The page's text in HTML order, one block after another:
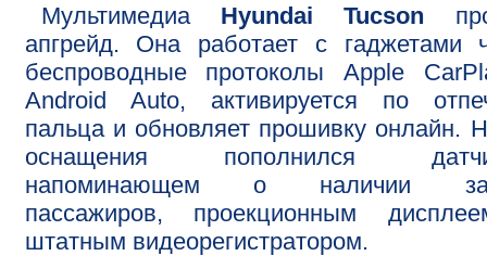
Мультимедиа Hyundai Tucson
апгрейд. Она работает с гаджетами
беспроводные протоколы Apple
Android Auto, активируется по
пальца и обновляет прошивку онлайн.
оснащения пополнился
напоминающем о наличии
пассажиров, проекционным
штатным видеорегистратором.